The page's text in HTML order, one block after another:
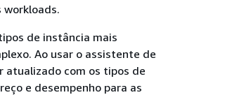
workloads.
de instância mais
Ao usar o assistente de
atualizado com os tipos de
e desempenho para as